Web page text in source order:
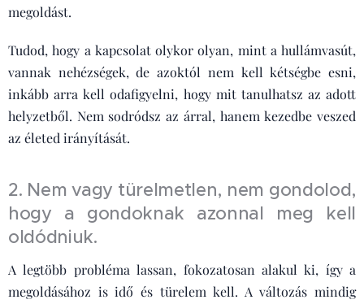
megoldást.
Tudod, hogy a kapcsolat olykor olyan, mint a hullámvasút,
vannak nehézségek, de azoktól nem kell kétségbe esni,
inkább arra kell odafigyelni, hogy mit tanulhatsz az adott
helyzetből. Nem sodródsz az árral, hanem kezedbe veszed
az életed irányítását.
2. Nem vagy türelmetlen, nem gondolod,
hogy a gondoknak azonnal meg kell
oldódniuk.
A legtöbb probléma lassan, fokozatosan alakul ki, így a
megoldásához is idő és türelem kell. A változás mindig